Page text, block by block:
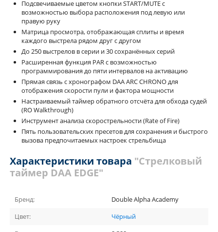
Подсвечиваемые цветом кнопки START/MUTE с
возможностью выбора расположения под левую или
правую руку
Матрица просмотра, отображающая сплиты и время
каждого выстрела рядом друг с другом
До 250 выстрелов в серии и 30 сохранённых серий
Расширенная функция PAR с возможностью
программирования до пяти интервалов на активацию
Прямая связь с хронографом DAA ARC CHRONO для
отображения скорости пули и фактора мощности
Настраиваемый таймер обратного отсчёта для обхода судей
(RO Walkthrough)
Инструмент анализа скорострельности (Rate of Fire)
Пять пользовательских пресетов для сохранения и быстрого
вызова предпочитаемых настроек стрельбища
Характеристики товара "Стрелковый
таймер DAA EDGE"
Бренд:
Double Alpha Academy
Цвет:
Чёрный